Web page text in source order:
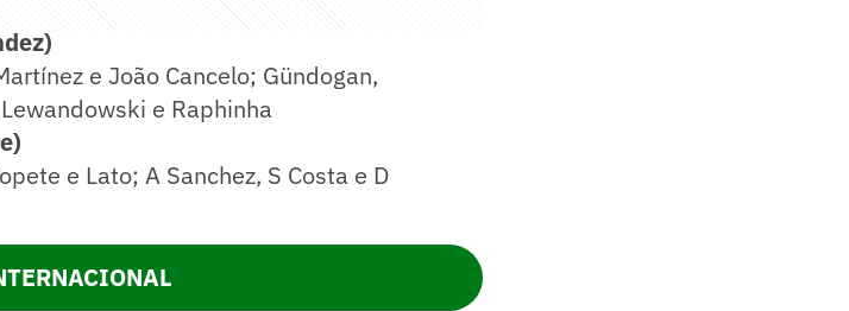
e João Cancelo; Gündogan,
e Raphinha
e Lato; A Sanchez, S Costa e D